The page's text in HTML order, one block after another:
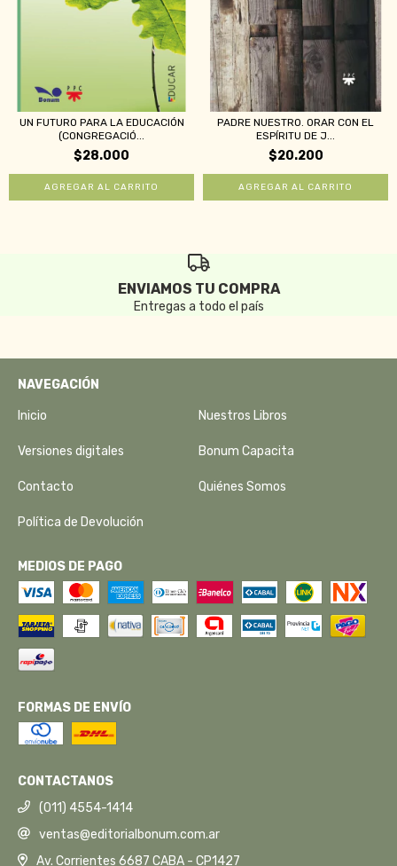
UN FUTURO PARA LA EDUCACIÓN
(CONGREGACIÓ...
$28.000
PADRE NUESTRO. ORAR CON EL
ESPÍRITU DE J...
$20.200
ENVIAMOS TU COMPRA
Entregas a todo el país
NAVEGACIÓN
Inicio Nuestros Libros
Versiones digitales Bonum Capacita
Contacto Quiénes Somos
Política de Devolución
MEDIOS DE PAGO
FORMAS DE ENVÍO
CONTACTANOS
(011) 4554-1414
ventas@editorialbonum.com.ar
Av. Corrientes 6687 CABA - CP1427